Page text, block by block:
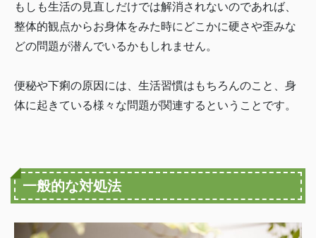
もしも生活の見直しだけでは解消されないのであれば、
整体的観点からお身体をみた時にどこかに硬さや歪みな
どの問題が潜んでいるかもしれません。
便秘や下痢の原因には、生活習慣はもちろんのこと、身
体に起きている様々な問題が関連するということです。
一般的な対処法